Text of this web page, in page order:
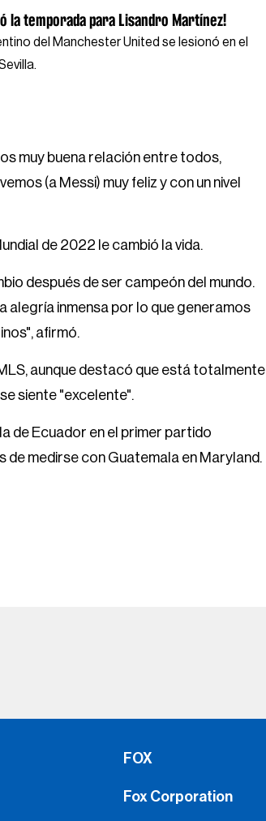
la temporada para Lisandro Martínez!
del Manchester United se lesionó en el
muy buena relación entre todos,
(a Messi) muy feliz y con un nivel
de 2022 le cambió la vida.
después de ser campeón del mundo.
alegría inmensa por lo que generamos
afirmó.
aunque destacó que está totalmente
siente "excelente".
de Ecuador en el primer partido
medirse con Guatemala en Maryland.
with Us
Fox Corporation
FOX Sports Supports
Fox Sports